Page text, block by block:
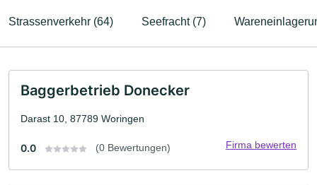
Strassenverkehr (64) Seefracht (7)
Baggerbetrieb Donecker
Darast 10, 87789 Woringen
0.0 (0 Bewertungen) Firma bewerten